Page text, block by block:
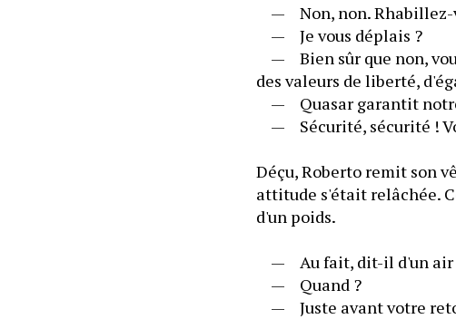
—	Non, non. Rhabillez-
	—	Je vous déplais ?
—	Bien sûr que non, vous
des valeurs de liberté,
—	Quasar garantit notre
—	Sécurité, sécurité !
Déçu, Roberto remit son
attitude s'était relâchée.
d'un poids.
—	Au fait, dit-il d'un air
	—	Quand ?
—	Juste avant votre